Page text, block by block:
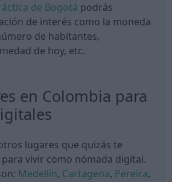
de Bogotá podrás
de interés como la moneda
de habitantes,
de hoy, etc.
en Colombia para
lugares que quizás te
vivir como nómada digital.
Medellín, Cartagena, Pereira,